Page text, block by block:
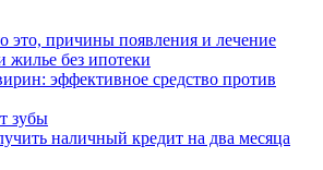
это, причины появления и лечение
жилье без ипотеки
эффективное средство против
зубы
наличный кредит на два месяца